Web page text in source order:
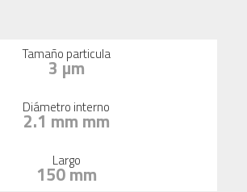
Tamaño particula
3 µm
Diámetro interno
2.1 mm mm
Largo
150 mm